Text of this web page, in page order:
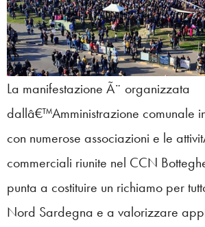
La manifestazione Ã¨ organizzata
dallâ€™Amministrazione comunale
con numerose associazioni e le
commerciali riunite nel CCN
punta a costituire un richiamo per
Nord Sardegna e a valorizzare